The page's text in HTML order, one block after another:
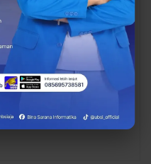
Menanti Rebound IHSG:
Sinyal Positif Mulai
Muncul, tetapi Risiko